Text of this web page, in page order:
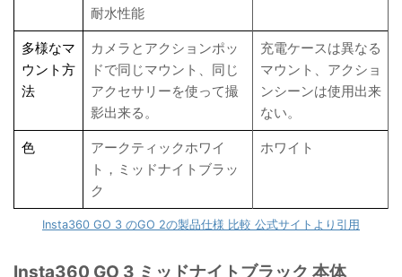
耐水性能
多様なマ
ウント方
法
カメラとアクションポッ
ドで同じマウント、同じ
アクセサリーを使って撮
影出来る。
充電ケースは異なる
マウント、アクショ
ンシーンは使用出来
ない。
色
アークティックホワイ
ト，ミッドナイトブラッ
ク
ホワイト
Insta360 GO 3 のGO 2の製品仕様 比較 公式サイトより引用
Insta360 GO 3 ミッドナイトブラック 本体